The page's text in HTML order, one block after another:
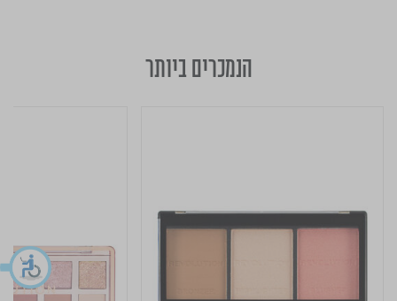
הנמכרים ביותר